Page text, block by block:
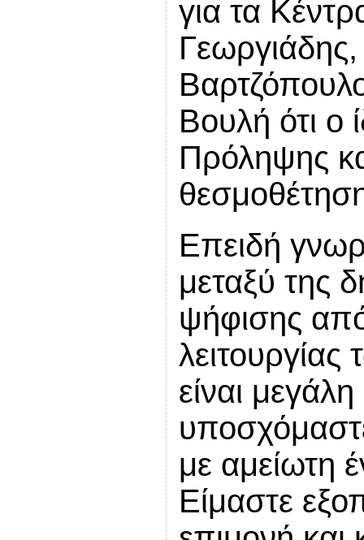
για τα
Βουλή ότι ο
Πρόληψης
Επειδή
μεταξύ της
ψήφισης
είναι
με αμείωτη
Είμαστε